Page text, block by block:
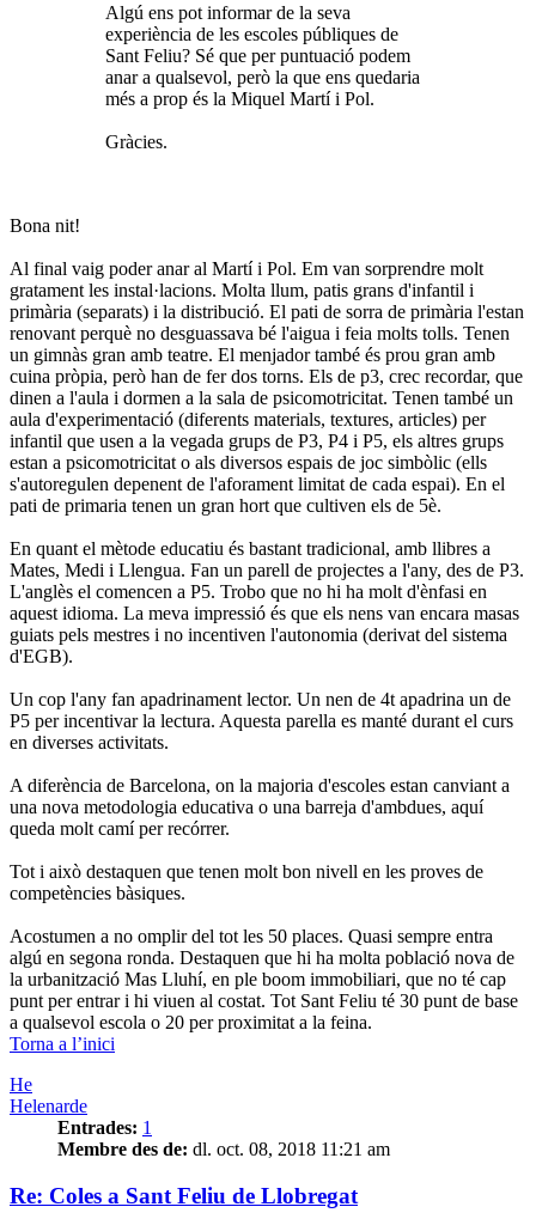
Algú ens pot informar de la seva
experiència de les escoles públiques de
Sant Feliu? Sé que per puntuació podem
anar a qualsevol, però la que ens quedaria
més a prop és la Miquel Martí i Pol.
Gràcies.
Bona nit!
Al final vaig poder anar al Martí i Pol. Em van sorprendre molt
gratament les instal·lacions. Molta llum, patis grans d'infantil i
primària (separats) i la distribució. El pati de sorra de primària l'estan
renovant perquè no desguassava bé l'aigua i feia molts tolls. Tenen
un gimnàs gran amb teatre. El menjador també és prou gran amb
cuina pròpia, però han de fer dos torns. Els de p3, crec recordar, que
dinen a l'aula i dormen a la sala de psicomotricitat. Tenen també un
aula d'experimentació (diferents materials, textures, articles) per
infantil que usen a la vegada grups de P3, P4 i P5, els altres grups
estan a psicomotricitat o als diversos espais de joc simbòlic (ells
s'autoregulen depenent de l'aforament limitat de cada espai). En el
pati de primaria tenen un gran hort que cultiven els de 5è.
En quant el mètode educatiu és bastant tradicional, amb llibres a
Mates, Medi i Llengua. Fan un parell de projectes a l'any, des de P3.
L'anglès el comencen a P5. Trobo que no hi ha molt d'ènfasi en
aquest idioma. La meva impressió és que els nens van encara masas
guiats pels mestres i no incentiven l'autonomia (derivat del sistema
d'EGB).
Un cop l'any fan apadrinament lector. Un nen de 4t apadrina un de
P5 per incentivar la lectura. Aquesta parella es manté durant el curs
en diverses activitats.
A diferència de Barcelona, on la majoria d'escoles estan canviant a
una nova metodologia educativa o una barreja d'ambdues, aquí
queda molt camí per recórrer.
Tot i això destaquen que tenen molt bon nivell en les proves de
competències bàsiques.
Acostumen a no omplir del tot les 50 places. Quasi sempre entra
algú en segona ronda. Destaquen que hi ha molta població nova de
la urbanització Mas Lluhí, en ple boom immobiliari, que no té cap
punt per entrar i hi viuen al costat. Tot Sant Feliu té 30 punt de base
a qualsevol escola o 20 per proximitat a la feina.
Torna a l’inici
He
Helenarde
Entrades: 1
Membre des de: dl. oct. 08, 2018 11:21 am
Re: Coles a Sant Feliu de Llobregat